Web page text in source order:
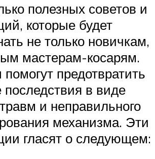
полезных советов и
которые будет
не только новичкам,
мастерам-косарям.
предотвратить
последствия в виде
и неправильного
механизма. Эти
гласят о следующем: